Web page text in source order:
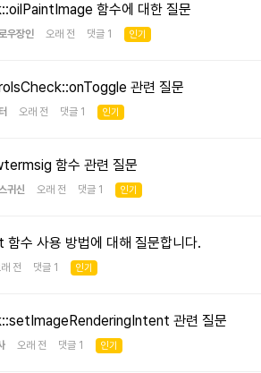
함수에 대한 질문
우장인 오래 전 댓글 1 인기
관련 질문
오래 전 댓글 1 인기
함수 관련 질문
귀신 오래 전 댓글 1 인기
수 사용 방법에 대해 질문합니다.
래 전 댓글 1 인기
관련 질문
오래 전 댓글 1 인기